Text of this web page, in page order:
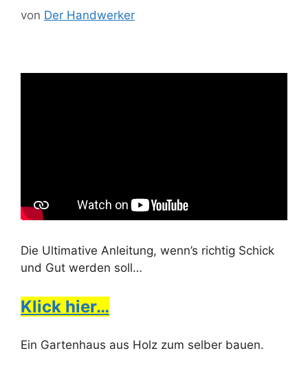
von Der Handwerker
Die Ultimative Anleitung, wenn’s richtig Schick
und Gut werden soll…
Klick hier…
Ein Gartenhaus aus Holz zum selber bauen.